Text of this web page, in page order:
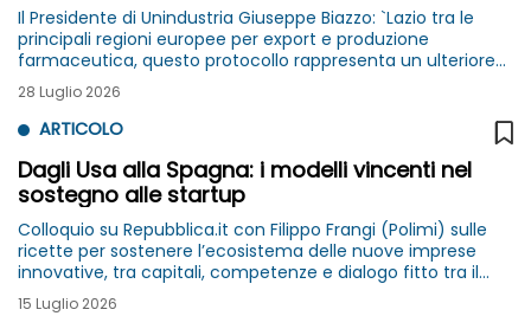
Il Presidente di Unindustria Giuseppe Biazzo: `Lazio tra le
principali regioni europee per export e produzione
farmaceutica, questo protocollo rappresenta un ulteriore
passo avanti nel rafforzamento di un ecosistema già tra i
più competitivi del Paese`
28 Luglio 2026
ARTICOLO
Dagli Usa alla Spagna: i modelli vincenti nel
sostegno alle startup
Colloquio su Repubblica.it con Filippo Frangi (Polimi) sulle
ricette per sostenere l’ecosistema delle nuove imprese
innovative, tra capitali, competenze e dialogo fitto tra il
mondo della ricerca e quello delle imprese.
15 Luglio 2026